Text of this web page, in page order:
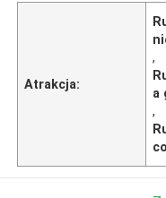
Atrakcja:
,
a
,